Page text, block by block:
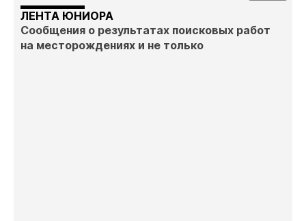
ЛЕНТА ЮНИОРА
Сообщения о результатах поисковых работ
на месторождениях и не только